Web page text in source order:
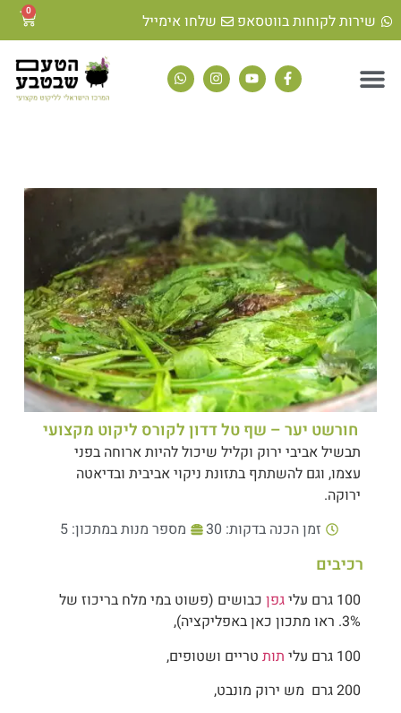
שירות לקוחות בווטסאפ שלחו אימייל 0
חורשט יער – שף טל דדון לקורס ליקוט מקצועי
תבשיל אביבי ירוק וקליל שיכול להיות ארוחה בפני
עצמו, וגם להשתתף בתזונת ניקוי אביבית ובדיאטה
ירוקה.
זמן הכנה בדקות: 30
מספר מנות במתכון: 5
רכיבים
100 גרם עלי גפןכבושים (פשוט במי מלח בריכוז של
3%. ראו מתכון כאן באפליקציה),
100 גרם עלי
תותטריים ושטופים,
200 גרם מש ירוק מונבט,